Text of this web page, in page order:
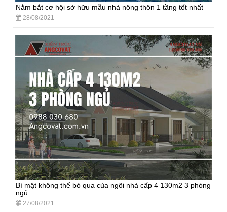
Nắm bắt cơ hội sở hữu mẫu nhà nông thôn 1 tầng tốt nhất
28/08/2021
Bí mật không thể bỏ qua của ngôi nhà cấp 4 130m2 3 phòng
ngủ
27/08/2021